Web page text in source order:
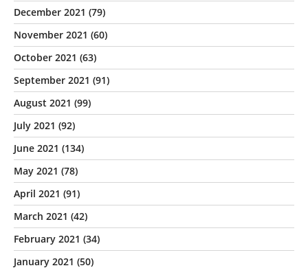
December 2021 (79)
November 2021 (60)
October 2021 (63)
September 2021 (91)
August 2021 (99)
July 2021 (92)
June 2021 (134)
May 2021 (78)
April 2021 (91)
March 2021 (42)
February 2021 (34)
January 2021 (50)